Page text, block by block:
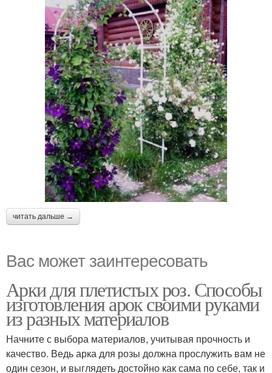
читать дальше →
Вас может заинтересовать
Арки для плетистых роз. Способы
изготовления арок своими руками
из разных материалов
Начните с выбора материалов, учитывая прочность и
качество. Ведь арка для розы должна прослужить вам не
один сезон, и выглядеть достойно как сама по себе, так и